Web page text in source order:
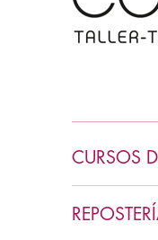
CURSOS
COCINA